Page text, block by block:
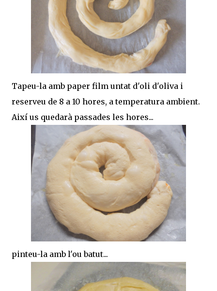
Tapeu-la amb paper film untat d'oli d'oliva i
reserveu de 8 a 10 hores, a temperatura ambient.
Així us quedarà passades les hores...
pinteu-la amb l'ou batut...